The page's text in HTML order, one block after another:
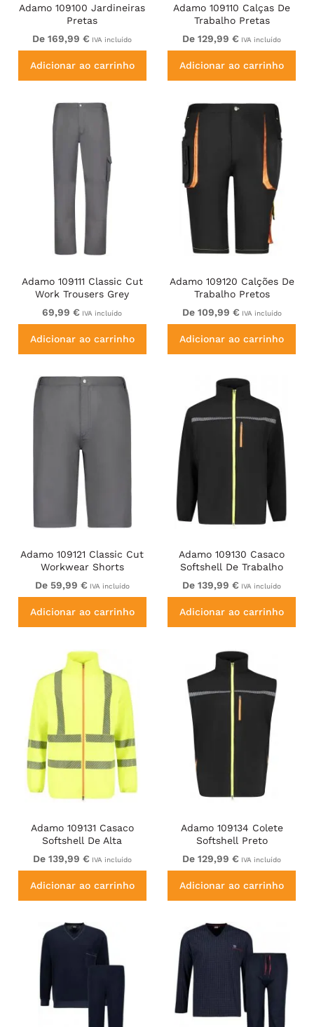
Adamo 109100 Jardineiras
Pretas
De 169,99 € IVA incluído
Adicionar ao carrinho
Adamo 109110 Calças De
Trabalho Pretas
De 129,99 € IVA incluído
Adicionar ao carrinho
Adamo 109111 Classic Cut
Work Trousers Grey
69,99 € IVA incluído
Adicionar ao carrinho
Adamo 109120 Calções De
Trabalho Pretos
De 109,99 € IVA incluído
Adicionar ao carrinho
Adamo 109121 Classic Cut
Workwear Shorts
Graphite Grey
De 59,99 € IVA incluído
Adicionar ao carrinho
Adamo 109130 Casaco
Softshell De Trabalho
Preto
De 139,99 € IVA incluído
Adicionar ao carrinho
Adamo 109131 Casaco
Softshell De Alta
Visibilidade Amarelo
De 139,99 € IVA incluído
Adicionar ao carrinho
Adamo 109134 Colete
Softshell Preto
De 129,99 € IVA incluído
Adicionar ao carrinho